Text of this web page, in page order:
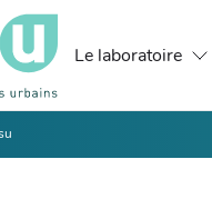
Le laboratoire